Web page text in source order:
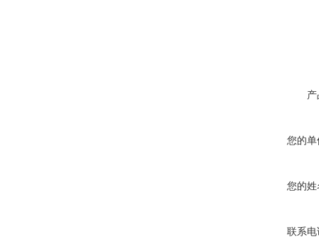
您的
您的
联系